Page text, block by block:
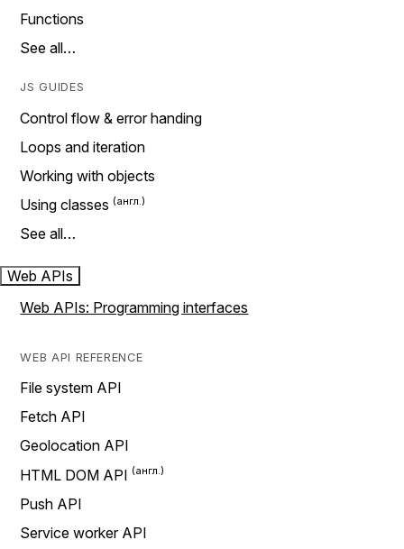
Functions
See all…
JS GUIDES
Control flow & error handing
Loops and iteration
Working with objects
Using classes
See all…
Web APIs
Web APIs: Programming interfaces
WEB API REFERENCE
File system API
Fetch API
Geolocation API
HTML DOM API
Push API
Service worker API